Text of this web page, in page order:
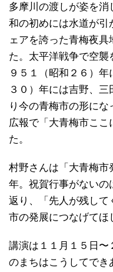
多摩川の渡しが姿を
和の初めには水道が引
ェアを誇った青梅夜具
た。太平洋戦争で空襲
９５１（昭和２６）
３０）年には吉野、
り今の青梅市の形に
広報で「大青梅市ここ
た。
村野さんは「大青梅市
年。祝賀行事がないの
返り、「先人が残して
市の発展につなげてほ
講演は１１月１５日
のまちはこうしてで